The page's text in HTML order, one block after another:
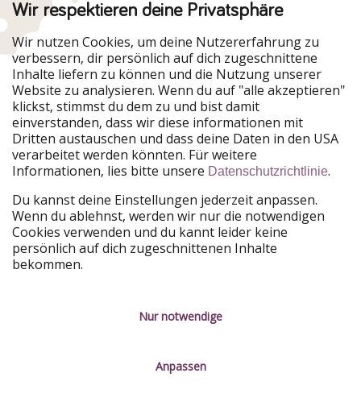
Urlaubspiraten ist Teil der HolidayPirates Group
Unsere Märkte
PiratinViaggio
HolidayPirates
VakantiePiraten
WakacyjniPiraci
VoyagesPirates
Ferienpiraten
Urlaubspiraten
ViajerosPiratas
TravelPirates
HolidayPirates Group
Lerne uns kennen
Über uns
Rechtliches
Kontakt
Wir respektieren deine Privatsphäre
Wir nutzen Cookies, um deine Nutzererfahrung zu
verbessern, dir persönlich auf dich zugeschnittene
Inhalte liefern zu können und die Nutzung unserer
Website zu analysieren. Wenn du auf "alle akzeptieren"
klickst, stimmst du dem zu und bist damit
einverstanden, dass wir diese informationen mit
Dritten austauschen und dass deine Daten in den USA
verarbeitet werden könnten. Für weitere
Informationen, lies bitte unsere Datenschutzrichtlinie.
Du kannst deine Einstellungen jederzeit anpassen.
Wenn du ablehnst, werden wir nur die notwendigen
Cookies verwenden und du kannt leider keine
persönlich auf dich zugeschnittenen Inhalte
bekommen.
Nur notwendige
Anpassen